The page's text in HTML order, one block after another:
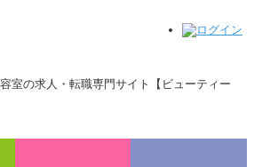
室の求人・転職専門サイト【ビューティー